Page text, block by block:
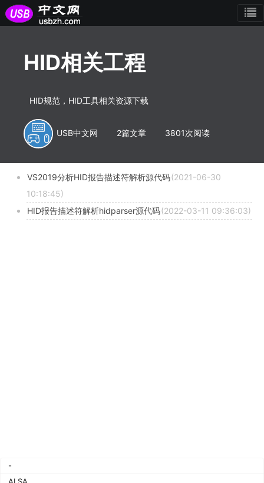
HID相关工程
HID规范，HID工具相关资源下载
USB中文网 2篇文章 3801次阅读
VS2019分析HID报告描述符解析源代码(2021-06-30
10:18:45)
HID报告描述符解析hidparser源代码(2022-03-11 09:36:03)
-
ALSA